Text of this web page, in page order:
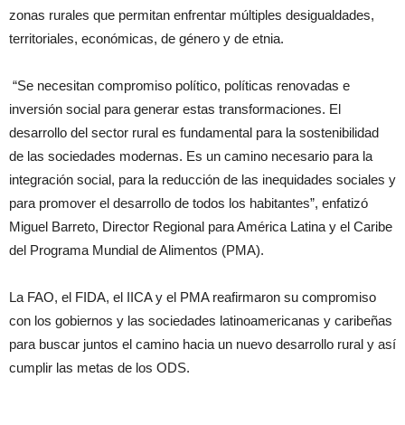
zonas rurales que permitan enfrentar múltiples desigualdades,
territoriales, económicas, de género y de etnia.
“Se necesitan compromiso político, políticas renovadas e
inversión social para generar estas transformaciones. El
desarrollo del sector rural es fundamental para la sostenibilidad
de las sociedades modernas. Es un camino necesario para la
integración social, para la reducción de las inequidades sociales y
para promover el desarrollo de todos los habitantes”, enfatizó
Miguel Barreto, Director Regional para América Latina y el Caribe
del Programa Mundial de Alimentos (PMA).
La FAO, el FIDA, el IICA y el PMA reafirmaron su compromiso
con los gobiernos y las sociedades latinoamericanas y caribeñas
para buscar juntos el camino hacia un nuevo desarrollo rural y así
cumplir las metas de los ODS.